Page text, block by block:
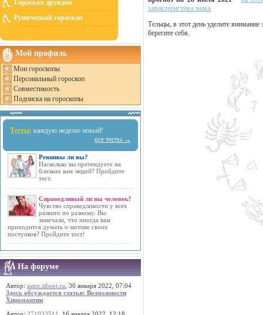
Гороскоп друидов
Рунический гороскоп
Мой профиль
Мои гороскопы
Персональный гороскоп
Совместимость
Подписка на гороскопы
Тесты: каждую неделю новый!
все тесты →
Ревнивы ли вы?
Насколько вы претендуете на
близких вам людей? Пройдите
тест.
Справедливый ли вы человек?
Чувство справедливости у всех
развито по разному. Вы
замечали, что иногда вам
приходится думать о мотиве своих
поступков? Пройдите тест!
На форуме
Автор: astro.sibnet.ru , 30 января 2022, 07:04
Здесь обсуждается статья: Возможности
Хиромантии
характеристика знака
Тельцы, в этот день уделите
берегите себя.